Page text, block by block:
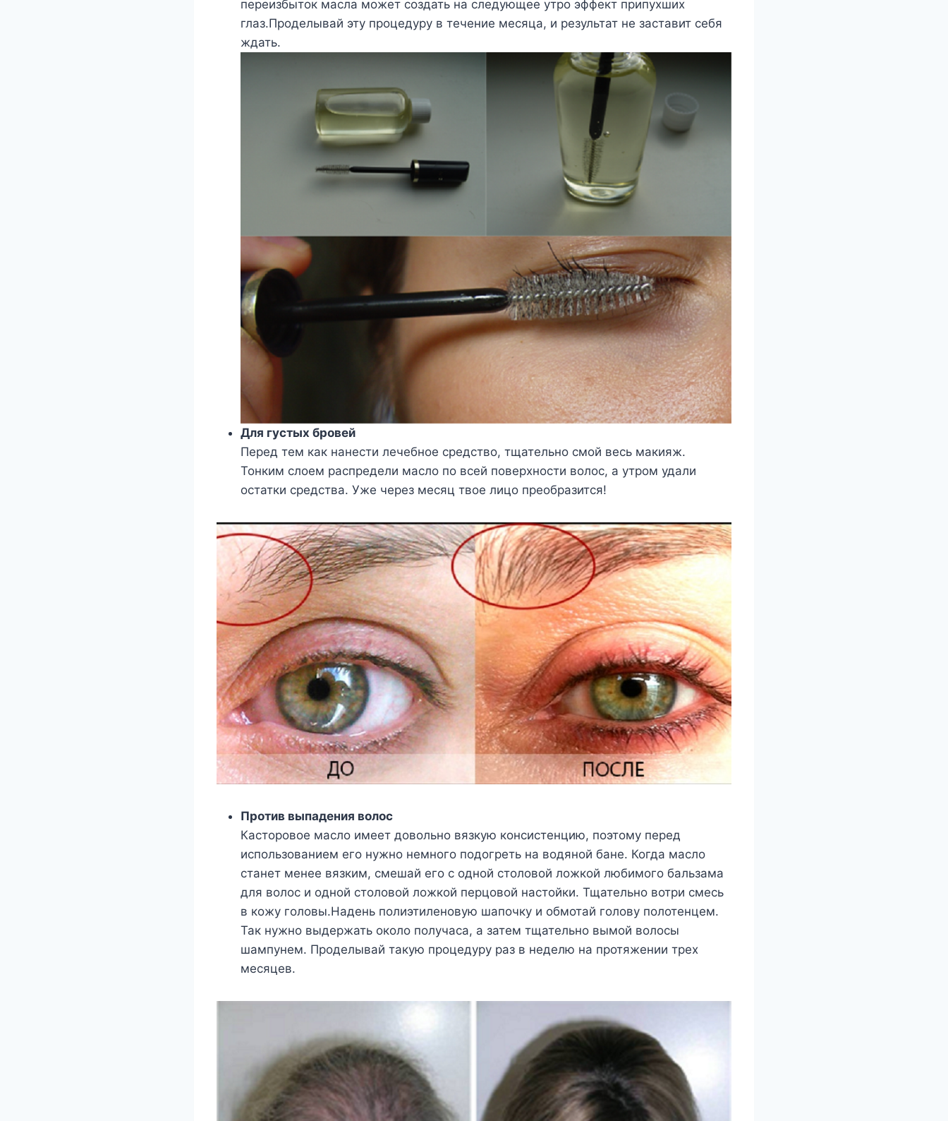
переизбыток масла может создать на следующее утро эффект припухших
глаз.Проделывай эту процедуру в течение месяца, и результат не заставит себя
ждать.
Для густых бровей
Перед тем как нанести лечебное средство, тщательно смой весь макияж.
Тонким слоем распредели масло по всей поверхности волос, а утром удали
остатки средства. Уже через месяц твое лицо преобразится!
Против выпадения волос
Касторовое масло имеет довольно вязкую консистенцию, поэтому перед
использованием его нужно немного подогреть на водяной бане. Когда масло
станет менее вязким, смешай его с одной столовой ложкой любимого бальзама
для волос и одной столовой ложкой перцовой настойки. Тщательно вотри смесь
в кожу головы.Надень полиэтиленовую шапочку и обмотай голову полотенцем.
Так нужно выдержать около получаса, а затем тщательно вымой волосы
шампунем. Проделывай такую процедуру раз в неделю на протяжении трех
месяцев.